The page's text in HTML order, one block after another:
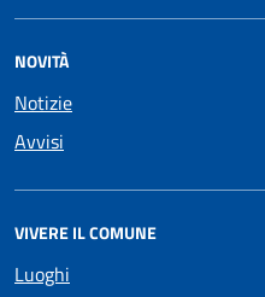
NOVITÀ
Notizie
Avvisi
VIVERE IL COMUNE
Luoghi